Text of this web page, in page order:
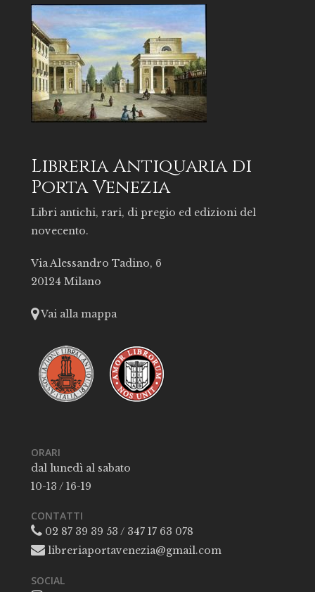
Libreria Antiquaria di
Porta Venezia
Libri antichi, rari, di pregio ed edizioni del
novecento.
Via Alessandro Tadino, 6
20124 Milano
Vai alla mappa
ORARI
dal lunedì al sabato
10-13 / 16-19
CONTATTI
02 87 39 39 53 / 347 17 63 078
libreriaportavenezia@gmail.com
SOCIAL